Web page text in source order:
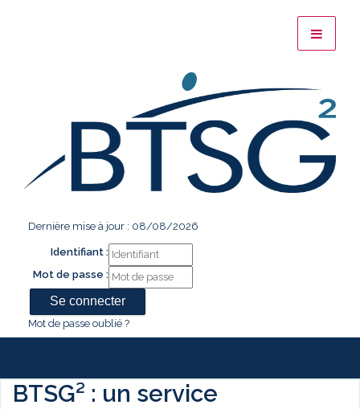
Dernière mise à jour : 08/08/2026
Identifiant :
Mot de passe :
Mot de passe oublié ?
BTSG² : un service